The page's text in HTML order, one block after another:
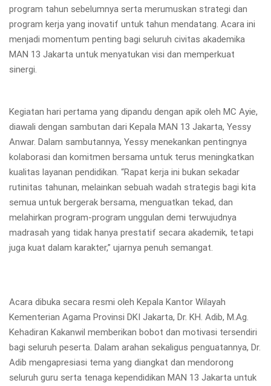
program tahun sebelumnya serta merumuskan strategi dan
program kerja yang inovatif untuk tahun mendatang. Acara ini
menjadi momentum penting bagi seluruh civitas akademika
MAN 13 Jakarta untuk menyatukan visi dan memperkuat
sinergi.
Kegiatan hari pertama yang dipandu dengan apik oleh MC Ayie,
diawali dengan sambutan dari Kepala MAN 13 Jakarta, Yessy
Anwar. Dalam sambutannya, Yessy menekankan pentingnya
kolaborasi dan komitmen bersama untuk terus meningkatkan
kualitas layanan pendidikan. “Rapat kerja ini bukan sekadar
rutinitas tahunan, melainkan sebuah wadah strategis bagi kita
semua untuk bergerak bersama, menguatkan tekad, dan
melahirkan program-program unggulan demi terwujudnya
madrasah yang tidak hanya prestatif secara akademik, tetapi
juga kuat dalam karakter,” ujarnya penuh semangat.
Acara dibuka secara resmi oleh Kepala Kantor Wilayah
Kementerian Agama Provinsi DKI Jakarta, Dr. KH. Adib, M.Ag.
Kehadiran Kakanwil memberikan bobot dan motivasi tersendiri
bagi seluruh peserta. Dalam arahan sekaligus penguatannya, Dr.
Adib mengapresiasi tema yang diangkat dan mendorong
seluruh guru serta tenaga kependidikan MAN 13 Jakarta untuk